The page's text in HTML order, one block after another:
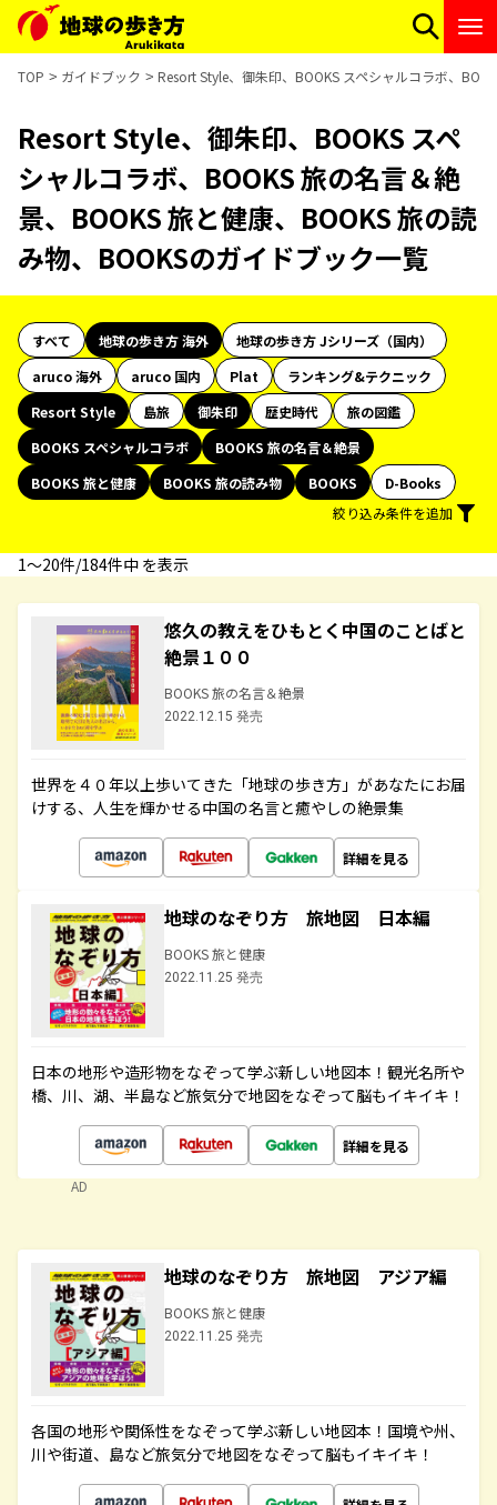
TOP ガイドブック Resort Style、御朱印、BOOKS スペシャルコラボ、
Resort Style、御朱印、BOOKS スペ
シャルコラボ、BOOKS 旅の名言＆絶
景、BOOKS 旅と健康、BOOKS 旅の読
み物、BOOKSのガイドブック一覧
すべて 地球の歩き方 海外
地球の歩き方 Jシリーズ（国内）
aruco 海外
aruco 国内 Plat
ランキング&テクニック
Resort Style
島旅 御朱印 歴史時代
旅の図鑑
BOOKS スペシャルコラボ
BOOKS 旅の名言＆絶景
BOOKS 旅と健康
BOOKS 旅の読み物 BOOKS
D-Books
絞り込み条件を追加
1〜20件/184件中 を表示
悠久の教えをひもとく中国のことばと
絶景１００
BOOKS 旅の名言＆絶景
2022.12.15 発売
世界を４０年以上歩いてきた「地球の歩き方」があなたにお届
けする、人生を輝かせる中国の名言と癒やしの絶景集
詳細を見る
地球のなぞり方 旅地図 日本編
BOOKS 旅と健康
2022.11.25 発売
日本の地形や造形物をなぞって学ぶ新しい地図本！観光名所や
橋、川、湖、半島など旅気分で地図をなぞって脳もイキイキ！
詳細を見る
AD
地球のなぞり方 旅地図 アジア編
BOOKS 旅と健康
2022.11.25 発売
各国の地形や関係性をなぞって学ぶ新しい地図本！国境や州、
川や街道、島など旅気分で地図をなぞって脳もイキイキ！